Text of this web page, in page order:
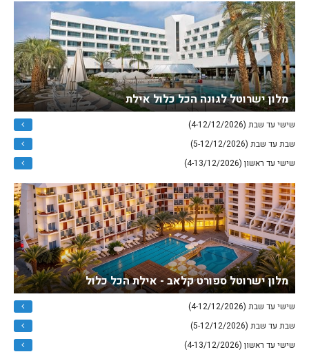
מלון ישרוטל לגונה הכל כלול אילת
שישי עד שבת (4-12/12/2026)
שבת עד שבת (5-12/12/2026)
שישי עד ראשון (4-13/12/2026)
מלון ישרוטל ספורט קלאב - אילת הכל כלול
שישי עד שבת (4-12/12/2026)
שבת עד שבת (5-12/12/2026)
שישי עד ראשון (4-13/12/2026)